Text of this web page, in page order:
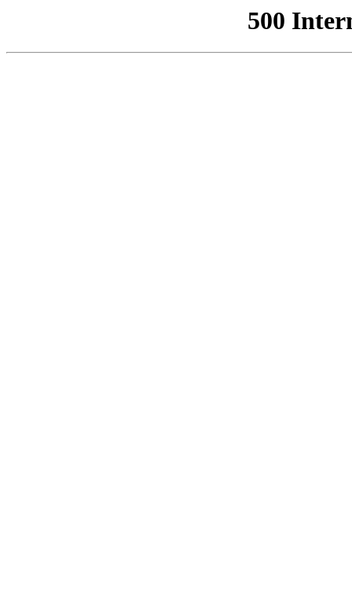
500